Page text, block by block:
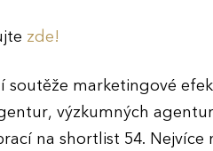
zde!
soutěže marketingové
výzkumných
na shortlist 54.